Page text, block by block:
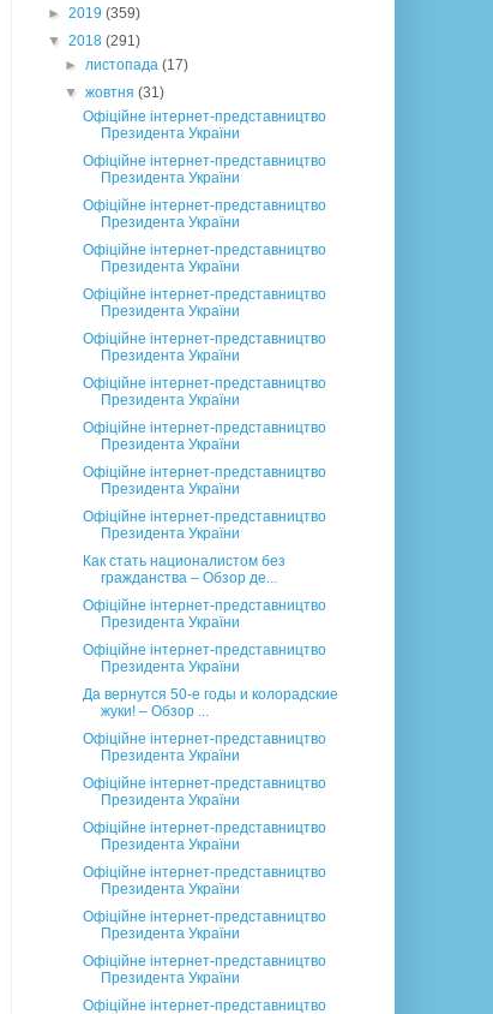
► 2019 (359)
▼ 2018 (291)
►листопада(17)
▼жовтня(31)
Офіційне інтернет-представництво
Президента України
Офіційне інтернет-представництво
Президента України
Офіційне інтернет-представництво
Президента України
Офіційне інтернет-представництво
Президента України
Офіційне інтернет-представництво
Президента України
Офіційне інтернет-представництво
Президента України
Офіційне інтернет-представництво
Президента України
Офіційне інтернет-представництво
Президента України
Офіційне інтернет-представництво
Президента України
Офіційне інтернет-представництво
Президента України
Как стать националистом без
гражданства – Обзор де...
Офіційне інтернет-представництво
Президента України
Офіційне інтернет-представництво
Президента України
Да вернутся 50-е годы и колорадские
жуки! – Обзор ...
Офіційне інтернет-представництво
Президента України
Офіційне інтернет-представництво
Президента України
Офіційне інтернет-представництво
Президента України
Офіційне інтернет-представництво
Президента України
Офіційне інтернет-представництво
Президента України
Офіційне інтернет-представництво
Президента України
Офіційне інтернет-представництво